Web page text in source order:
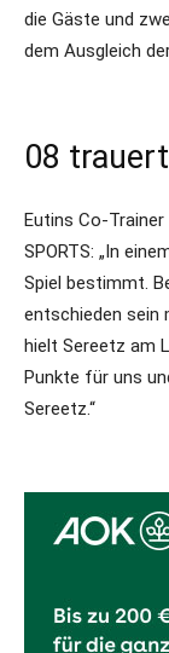
die Gäste und
dem Ausgleich
08
Eutins Co-Trainer
SPORTS: „In
Spiel bestimmt.
entschieden sein
hielt Sereetz am
Punkte für uns
Sereetz.“